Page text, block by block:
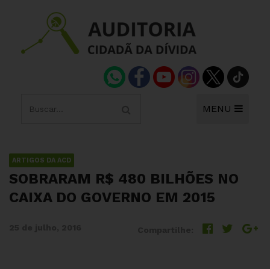
MENU
ARTIGOS DA ACD
SOBRARAM R$ 480 BILHÕES NO
CAIXA DO GOVERNO EM 2015